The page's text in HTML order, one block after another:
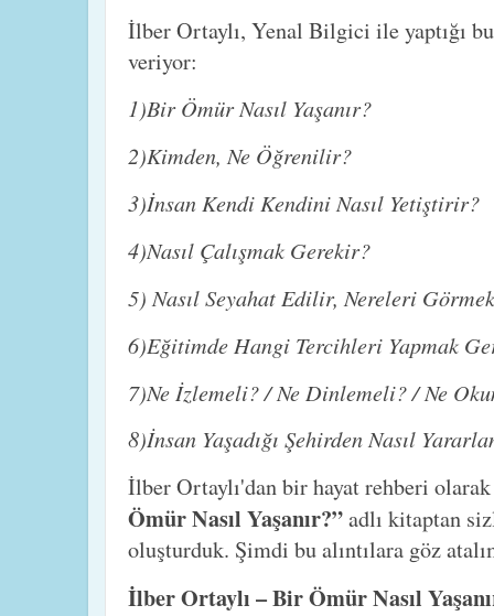
İlber Ortaylı, Yenal Bilgici ile yaptığı
veriyor:
1)Bir Ömür Nasıl Yaşanır?
2)Kimden, Ne Öğrenilir?
3)İnsan Kendi Kendini Nasıl Yetiştirir?
4)Nasıl Çalışmak Gerekir?
5) Nasıl Seyahat Edilir, Nereleri
6)Eğitimde Hangi Tercihleri Yapmak
7)Ne İzlemeli? / Ne Dinlemeli? / Ne
8)İnsan Yaşadığı Şehirden Nasıl
İlber Ortaylı'dan bir hayat rehberi
Ömür Nasıl Yaşanır?”adlı kitaptan
oluşturduk. Şimdi bu alıntılara göz
İlber Ortaylı – Bir Ömür Nasıl